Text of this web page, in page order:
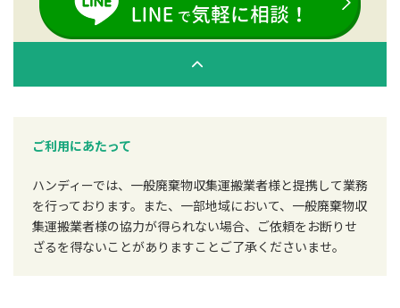
ご利用にあたって
ハンディーでは、一般廃棄物収集運搬業者様と提携して業務
を行っております。また、一部地域において、一般廃棄物収
集運搬業者様の協力が得られない場合、ご依頼をお断りせ
ざるを得ないことがありますことご了承くださいませ。